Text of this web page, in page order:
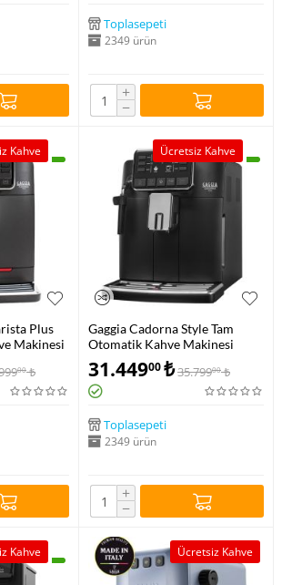
Toplasepeti
2349 ürün
+
−
Kahve
Plus
Makinesi
00 ₺
Ücretsiz Kahve
Gaggia Cadorna Style Tam
Otomatik Kahve Makinesi
RI9600/01
31.44900₺35.79900 ₺
Toplasepeti
2349 ürün
+
−
Kahve Ücretsiz Kahve